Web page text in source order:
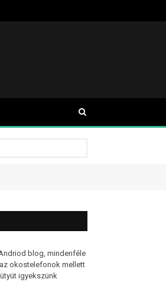
blog, mindenféle
okostelefonok mellett
igyekszünk